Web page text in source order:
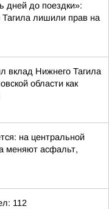
дней до поездки»:
лишили прав на
вклад Нижнего Тагила
области как
на центральной
меняют асфальт,
112